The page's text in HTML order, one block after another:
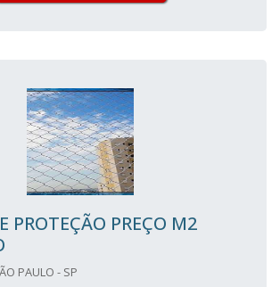
PROTEÇÃO PREÇO M2
PAULO - SP